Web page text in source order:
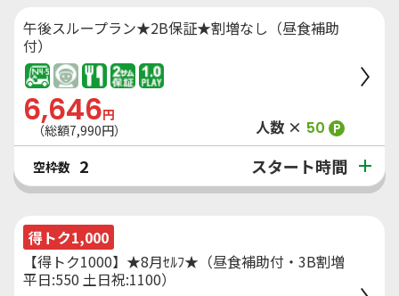
午後スループラン★2B保証★割増なし（昼食補助
付）
6,646円
（総額7,990円） 人数 × 50 P
空枠数 2 スタート時間
得トク1,000
【得トク1000】★8月ｾﾙﾌ★（昼食補助付・3B割増
平日:550 土日祝:1100）